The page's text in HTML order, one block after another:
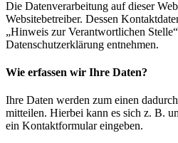
Die Datenverarbeitung auf dieser
Websitebetreiber. Dessen
„Hinweis zur Verantwortlichen
Datenschutzerklärung entnehmen.
Wie erfassen wir Ihre Daten?
Ihre Daten werden zum einen
mitteilen. Hierbei kann es sich z. B.
ein Kontaktformular eingeben.